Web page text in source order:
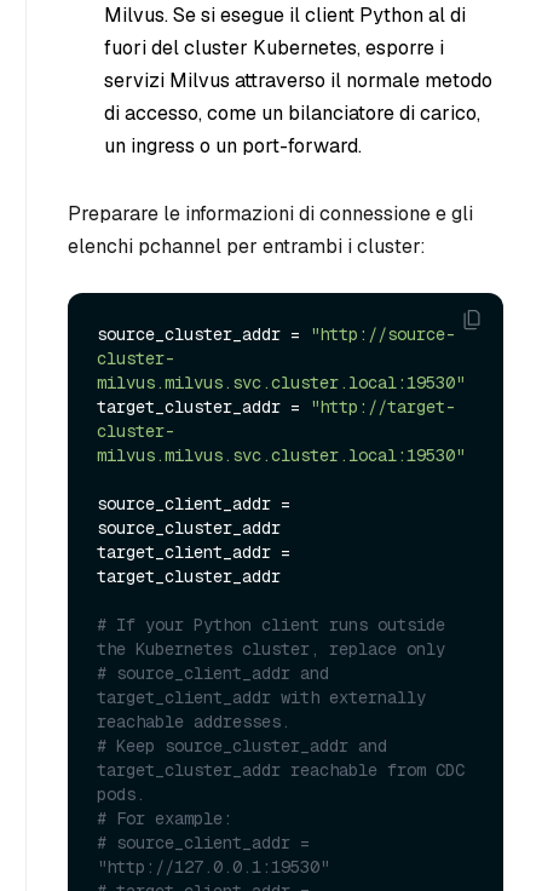
Milvus. Se si esegue il client Python al di
fuori del cluster Kubernetes, esporre i
servizi Milvus attraverso il normale metodo
di accesso, come un bilanciatore di carico,
un ingress o un port-forward.
Preparare le informazioni di connessione e gli
elenchi pchannel per entrambi i cluster:
source_cluster_addr =
"http://source-
cluster-
milvus.milvus.svc.cluster.local:19530"
target_cluster_addr =
"http://target-
cluster-
milvus.milvus.svc.cluster.local:19530"
source_client_addr =
source_cluster_addr
target_client_addr =
target_cluster_addr
# If your Python client runs outside
the Kubernetes cluster, replace only
# source_client_addr and
target_client_addr with externally
reachable addresses.
# Keep source_cluster_addr and
target_cluster_addr reachable from CDC
pods.
# For example:
# source_client_addr =
"http://127.0.0.1:19530"